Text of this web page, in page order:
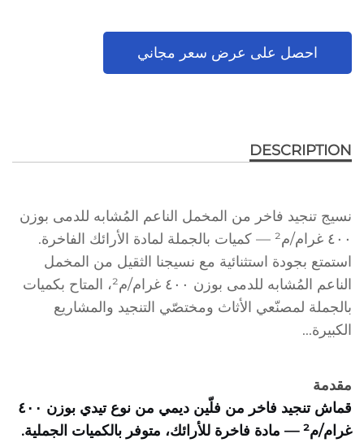
احصل على عرض سعر مجاني
DESCRIPTION
نسيج تنجيد فاخر من المخمل الناعم المُشابه للدمى بوزن
٤٠٠ غرام/م² — كميات بالجملة لمادة الأرائك الفاخرة.
استمتع بجودة استثنائية مع نسيجنا الثقيل من المخمل
الناعم المُشابه للدمى بوزن ٤٠٠ غرام/م²، المتاح بكميات
بالجملة لمصنّعي الأثاث ومختصّي التنجيد والمشاريع
الكبيرة...
مقدمة
قماش تنجيد فاخر من فلّين ديمي من نوع تيدي بوزن ٤٠٠
غرام/م² — مادة فاخرة للأرائك، متوفر بالكميات الجملية.